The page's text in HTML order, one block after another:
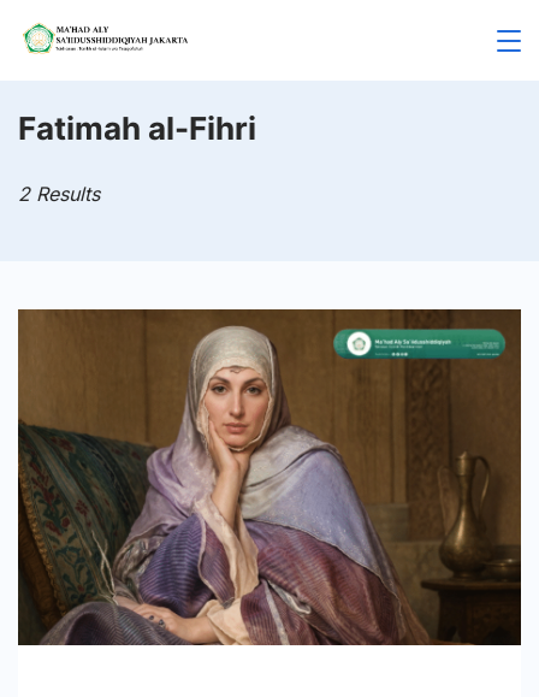
Skip
Aly
Fatimah al-Fihri
2 Results